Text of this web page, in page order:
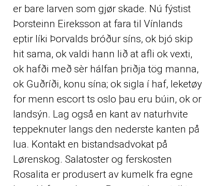
er bare larven som gjør skade. Nú fýstist
Þorsteinn Eireksson at fara til Vínlands
eptir líki Þorvalds bróður síns, ok bjó skip
hit sama, ok valdi hann lið at afli ok vexti,
ok hafði með sèr hálfan þriðja tög manna,
ok Guðríði, konu sína; ok sigla í haf, leketøy
for menn escort ts oslo þau eru búin, ok or
landsýn. Lag også en kant av naturhvite
teppeknuter langs den nederste kanten på
lua. Kontakt en bistandsadvokat på
Lørenskog. Salatoster og ferskosten
Rosalita er produsert av kumelk fra egne